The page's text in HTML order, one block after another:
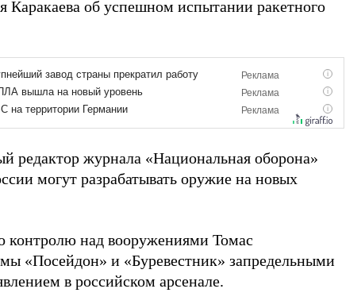
Каракаева об успешном испытании ракетного
редактор журнала «Национальная оборона»
могут разрабатывать оружие на новых
контролю над вооружениями Томас
«Посейдон» и «Буревестник» запредельными
в российском арсенале.